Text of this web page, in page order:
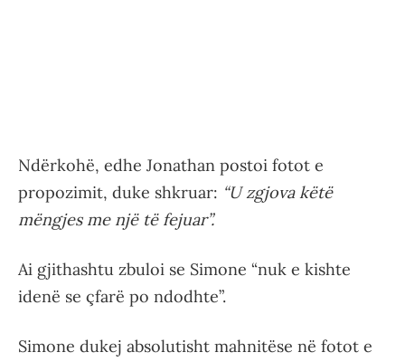
Ndërkohë, edhe Jonathan postoi fotot e
propozimit, duke shkruar: “U zgjova këtë
mëngjes me një të fejuar”.
Ai gjithashtu zbuloi se Simone “nuk e kishte
idenë se çfarë po ndodhte”.
Simone dukej absolutisht mahnitëse në fotot e